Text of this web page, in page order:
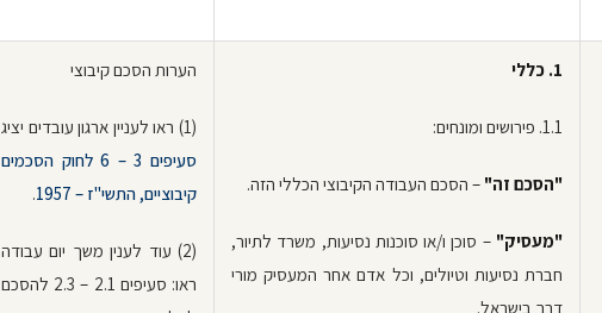
1. כללי
1.1. פירושים ומונחים:
"הסכם זה" – הסכם העבודה הקיבוצי הכללי הזה.
"מעסיק"– סוכן ו/או סוכנות נסיעות, משרד לתיור,
חברת נסיעות וטיולים, וכל אדם אחר המעסיק מורי
דרך בישראל.
הערות הסכם קיבוצי
(1) ראו לעניין ארגון עובדים יציג
סעיפים 3 – 6 לחוק הסכמים
קיבוציים, התשי"ז – 1957
.
(2) עוד לענין משך יום עבודה
ראו: סעיפים 2.1 – 2.3 להסכם